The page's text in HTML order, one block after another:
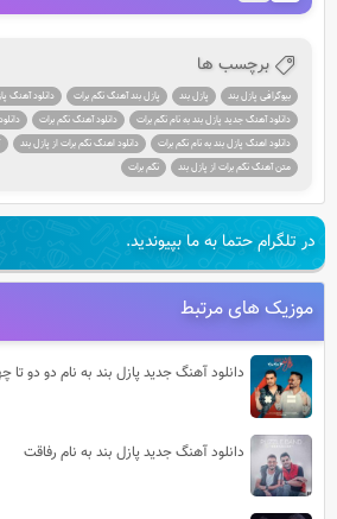
برچسب ها
بیوگرافی پازل بند پازل بند پازل بند آهنگ نگم برات دانلود آهنگ
دانلود آهنگ جدید پازل بند به نام نگم برات
دانلود آهنگ نگم برات
دانلود اهنگ پازل بند به نام نگم برات
دانلود اهنگ نگم برات از پازل بند
متن آهنگ نگم برات از پازل بند
نگم برات
در تلگرام حتما به ما بپیوندید.
موزیک های مرتبط
دانلود آهنگ جدید پازل بند به نام دو دو تا
دانلود آهنگ جدید پازل بند به نام رفاقت